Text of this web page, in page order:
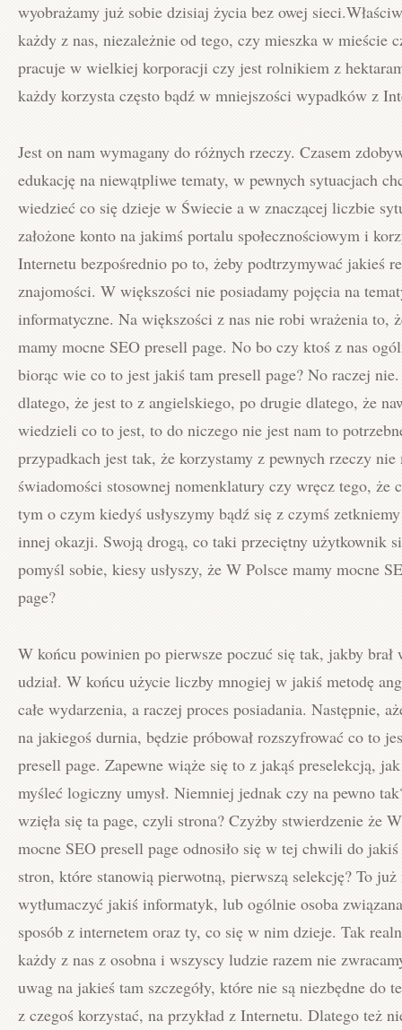
wyobrażamy już sobie dzisiaj życia bez owej
każdy z nas, niezależnie od tego, czy mieszka w mieście
pracuje w wielkiej korporacji czy jest rolnikiem z
każdy korzysta często bądź w mniejszości wypadków z
Jest on nam wymagany do różnych rzeczy. Czasem
edukację na niewątpliwe tematy, w pewnych sytuacjach
wiedzieć co się dzieje w Świecie a w znaczącej liczbie
założone konto na jakimś portalu społecznościowym i
Internetu bezpośrednio po to, żeby podtrzymywać jakieś
znajomości. W większości nie posiadamy pojęcia na
informatyczne. Na większości z nas nie robi wrażenia to,
mamy mocne SEO presell page. No bo czy ktoś z nas
biorąc wie co to jest jakiś tam presell page? No raczej
dlatego, że jest to z angielskiego, po drugie dlatego, że
wiedzieli co to jest, to do niczego nie jest nam to
przypadkach jest tak, że korzystamy z pewnych rzeczy nie
świadomości stosownej nomenklatury czy wręcz tego, że
tym o czym kiedyś usłyszymy bądź się z czymś
innej okazji. Swoją drogą, co taki przeciętny użytkownik
pomyśl sobie, kiesy usłyszy, że W Polsce mamy mocne
page?
W końcu powinien po pierwsze poczuć się tak, jakby brał
udział. W końcu użycie liczby mnogiej w jakiś metodę
całe wydarzenia, a raczej proces posiadania. Następnie,
na jakiegoś durnia, będzie próbował rozszyfrować co to
presell page. Zapewne wiąże się to z jakąś preselekcją,
myśleć logiczny umysł. Niemniej jednak czy na pewno
wzięła się ta page, czyli strona? Czyżby stwierdzenie że
mocne SEO presell page odnosiło się w tej chwili do jakiś
stron, które stanowią pierwotną, pierwszą selekcję? To już
wytłumaczyć jakiś informatyk, lub ogólnie osoba
sposób z internetem oraz ty, co się w nim dzieje. Tak
każdy z nas z osobna i wszyscy ludzie razem nie
uwag na jakieś tam szczegóły, które nie są niezbędne do
z czegoś korzystać, na przykład z Internetu. Dlatego też